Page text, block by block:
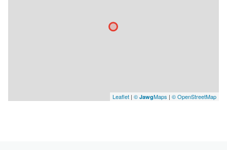
Leaflet | © JawgMaps | © OpenStreetMap